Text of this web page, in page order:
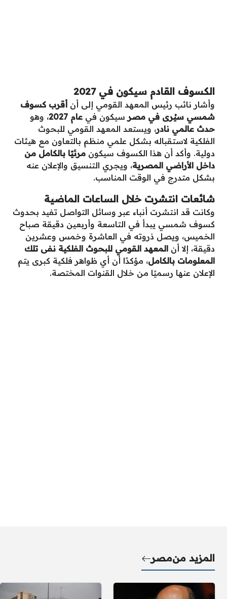
الكسوف القادم سيكون في 2027
وأشار نائب رئيس المعهد القومي إلى أن أقرب كسوف
شمسي سيُرى في مصر سيكون في عام 2027
، وهو
حدث عالمي نادر، ويستعد المعهد القومي للبحوث
الفلكية لاستقباله بشكل علمي منظم بالتعاون مع هيئات
دولية. وأكد أن هذا الكسوف سيكون مرئيًا بالكامل من
داخل الأراضي المصرية، ويجري التنسيق والإعلان عنه
بشكل متدرج في الوقت المناسب.
شائعات انتشرت خلال الساعات الماضية
وكانت قد انتشرت أنباء عبر وسائل التواصل تفيد بحدوث
كسوف شمسي يبدأ في التاسعة وأربعين دقيقة صباح
الخميس، ويصل ذروته في العاشرة وخمس وعشرين
دقيقة، إلا أن المعهد القومي للبحوث الفلكية نفى تلك
المعلومات بالكامل، مؤكدًا أن أي ظواهر فلكية كبرى يتم
الإعلان عنها رسميًا من خلال القنوات المختصة.
المزيد منمصر